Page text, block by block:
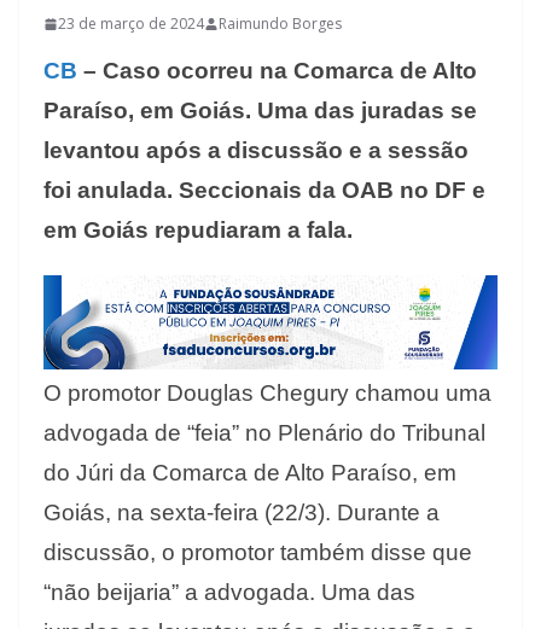
23 de março de 2024 Raimundo Borges
CB – Caso ocorreu na Comarca de Alto
Paraíso, em Goiás. Uma das juradas se
levantou após a discussão e a sessão
foi anulada. Seccionais da OAB no DF e
em Goiás repudiaram a fala.
O promotor Douglas Chegury chamou uma
advogada de “feia” no Plenário do Tribunal
do Júri da Comarca de Alto Paraíso, em
Goiás, na sexta-feira (22/3). Durante a
discussão, o promotor também disse que
“não beijaria” a advogada. Uma das